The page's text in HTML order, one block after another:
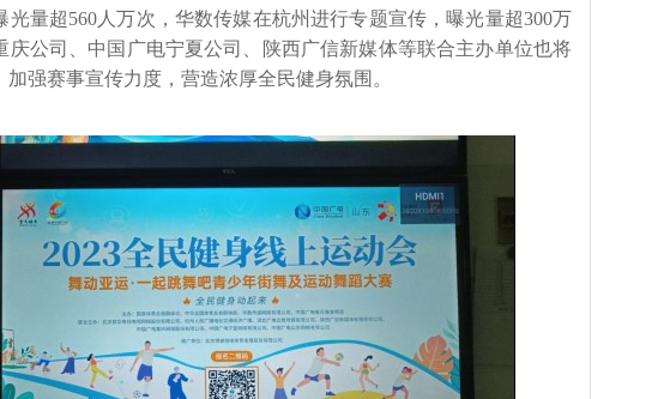
光量超560人万次，华数传媒在杭州进行专题宣传，曝光量超300万
庆公司、中国广电宁夏公司、陕西广信新媒体等联合主办单位也将
强赛事宣传力度，营造浓厚全民健身氛围。